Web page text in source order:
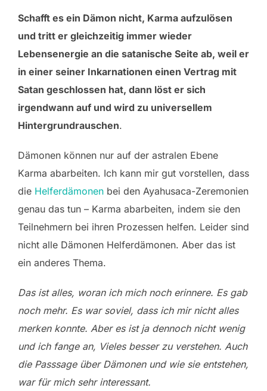
Schafft es ein Dämon nicht, Karma aufzulösen
und tritt er gleichzeitig immer wieder
Lebensenergie an die satanische Seite ab, weil er
in einer seiner Inkarnationen einen Vertrag mit
Satan geschlossen hat, dann löst er sich
irgendwann auf und wird zu universellem
Hintergrundrauschen.
Dämonen können nur auf der astralen Ebene
Karma abarbeiten. Ich kann mir gut vorstellen, dass
die Helferdämonen bei den Ayahusaca-Zeremonien
genau das tun – Karma abarbeiten, indem sie den
Teilnehmern bei ihren Prozessen helfen. Leider sind
nicht alle Dämonen Helferdämonen. Aber das ist
ein anderes Thema.
Das ist alles, woran ich mich noch erinnere. Es gab
noch mehr. Es war soviel, dass ich mir nicht alles
merken konnte. Aber es ist ja dennoch nicht wenig
und ich fange an, Vieles besser zu verstehen. Auch
die Passsage über Dämonen und wie sie entstehen,
war für mich sehr interessant.